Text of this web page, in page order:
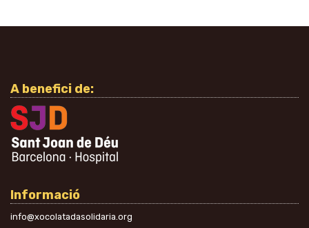
A benefici de:
Informació
info@xocolatadasolidaria.org